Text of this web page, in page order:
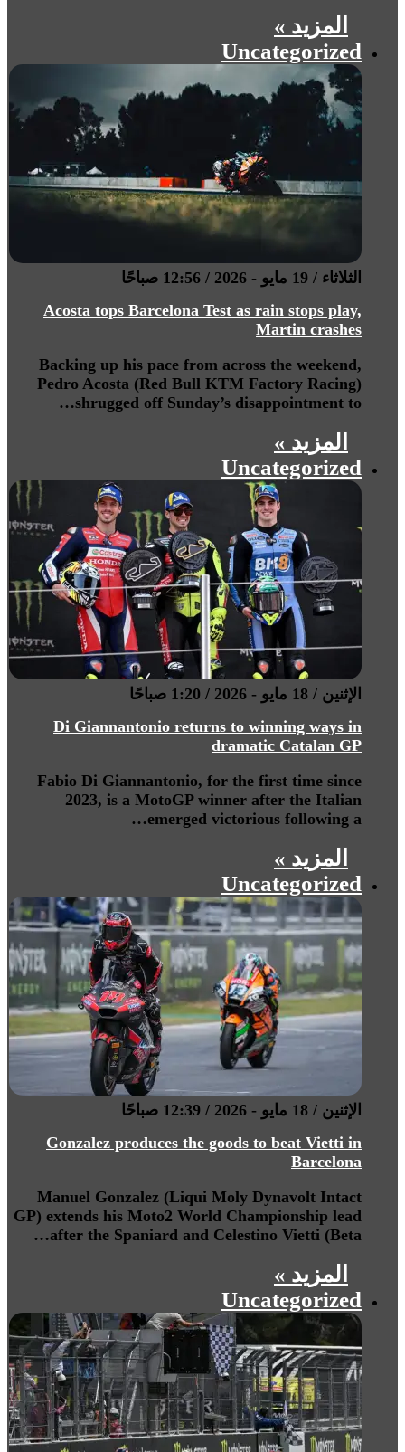
المزيد »
Uncategorized
الثلاثاء / 19 مايو - 2026 / 12:56 صباحًا
Acosta tops Barcelona Test as rain stops play,
Martin crashes
Backing up his pace from across the weekend,
Pedro Acosta (Red Bull KTM Factory Racing)
shrugged off Sunday’s disappointment to…
المزيد »
Uncategorized
الإثنين / 18 مايو - 2026 / 1:20 صباحًا
Di Giannantonio returns to winning ways in
dramatic Catalan GP
Fabio Di Giannantonio, for the first time since
2023, is a MotoGP winner after the Italian
emerged victorious following a…
المزيد »
Uncategorized
الإثنين / 18 مايو - 2026 / 12:39 صباحًا
Gonzalez produces the goods to beat Vietti in
Barcelona
Manuel Gonzalez (Liqui Moly Dynavolt Intact
GP) extends his Moto2 World Championship lead
after the Spaniard and Celestino Vietti (Beta…
المزيد »
Uncategorized